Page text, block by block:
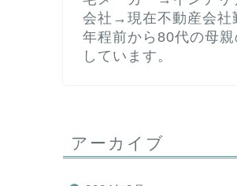
会社→現在不動産会
年程前から80代の母親
しています。
アーカイブ